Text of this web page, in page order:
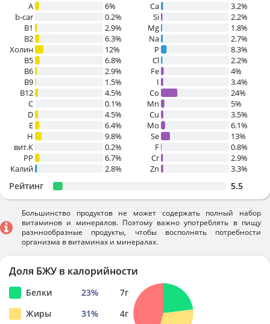
A
6%
b-car
0.2%
В1
2.9%
B2
6.3%
Холин
12%
B5
6.8%
B6
2.9%
B9
1.5%
B12
4.5%
C
0.1%
D
4.5%
E
6.4%
H
9.8%
вит.К
0.2%
PP
6.7%
Калий
2.8%
Ca
3.2%
Si
2.2%
Mg
1.8%
Na
2.7%
P
8.3%
Cl
2.2%
Fe
4%
I
3.4%
Co
24%
Mn
5%
Cu
3.5%
Mo
6.1%
Se
13%
F
0.8%
Cr
2.9%
Zn
3.3%
Рейтинг 5.5
Большинство продуктов не может содержать полный набор
витаминов и минералов. Поэтому важно употреблять в пищу
разннообразные продукты, чтобы восполнять потребности
организма в витаминах и минералах.
Доля БЖУ в калорийности
Белки 23% 7г
Жиры
31% 4г